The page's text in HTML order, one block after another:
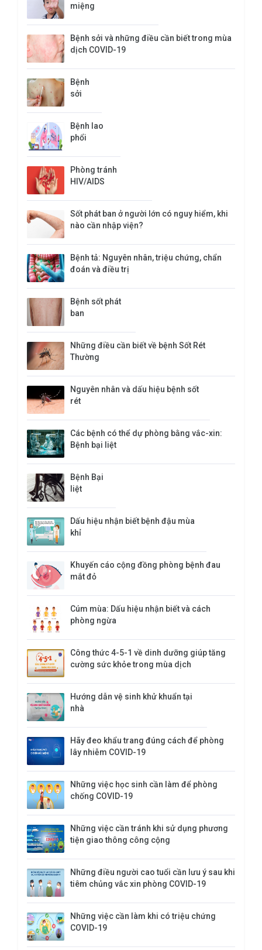
miệng
Bệnh sởi và những điều cần biết trong mùa
dịch COVID-19
Bệnh
sởi
Bệnh lao
phổi
Phòng tránh
HIV/AIDS
Sốt phát ban ở người lớn có nguy hiểm, khi
nào cần nhập viện?
Bệnh tả: Nguyên nhân, triệu chứng, chẩn
đoán và điều trị
Bệnh sốt phát
ban
Những điều cần biết về bệnh Sốt Rét
Thường
Nguyên nhân và dấu hiệu bệnh sốt
rét
Các bệnh có thể dự phòng bằng vắc-xin:
Bệnh bại liệt
Bệnh Bại
liệt
Dấu hiệu nhận biết bệnh đậu mùa
khỉ
Khuyến cáo cộng đồng phòng bệnh đau
mắt đỏ
Cúm mùa: Dấu hiệu nhận biết và cách
phòng ngừa
Công thức 4-5-1 về dinh dưỡng giúp tăng
cường sức khỏe trong mùa dịch
Hướng dẫn vệ sinh khử khuẩn tại
nhà
Hãy đeo khẩu trang đúng cách để phòng
lây nhiễm COVID-19
Những việc học sinh cần làm để phòng
chống COVID-19
Những việc cần tránh khi sử dụng phương
tiện giao thông công cộng
Những điều người cao tuổi cần lưu ý sau khi
tiêm chủng vắc xin phòng COVID-19
Những việc cần làm khi có triệu chứng
COVID-19